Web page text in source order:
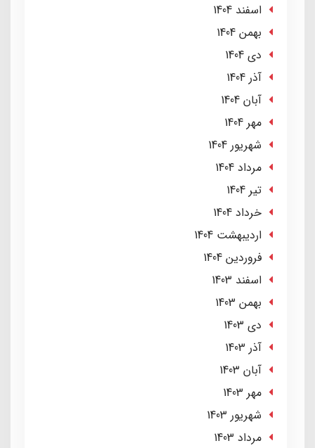
اسفند 1404
بهمن 1404
دی 1404
آذر 1404
آبان 1404
مهر 1404
شهریور 1404
مرداد 1404
تير 1404
خرداد 1404
ارديبهشت 1404
فروردین 1404
اسفند 1403
بهمن 1403
دی 1403
آذر 1403
آبان 1403
مهر 1403
شهریور 1403
مرداد 1403